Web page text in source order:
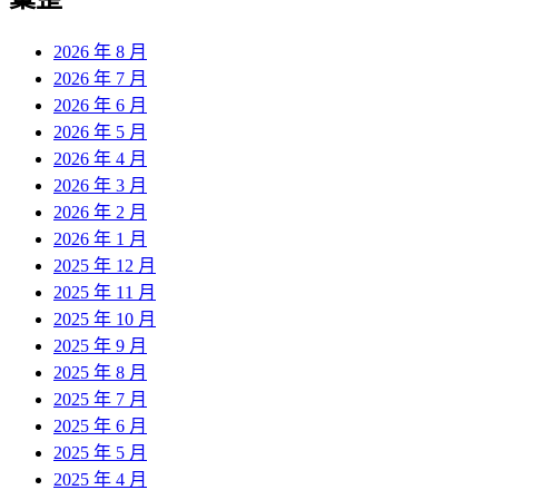
2026 年 8 月
2026 年 7 月
2026 年 6 月
2026 年 5 月
2026 年 4 月
2026 年 3 月
2026 年 2 月
2026 年 1 月
2025 年 12 月
2025 年 11 月
2025 年 10 月
2025 年 9 月
2025 年 8 月
2025 年 7 月
2025 年 6 月
2025 年 5 月
2025 年 4 月